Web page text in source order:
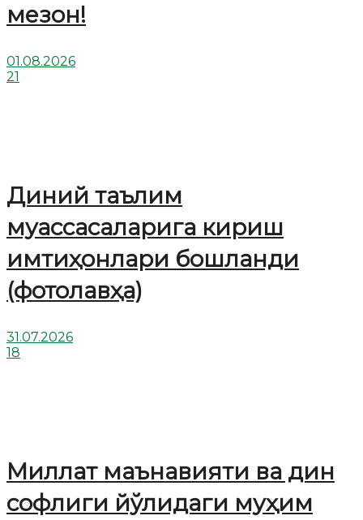
мезон!
01.08.2026
21
Диний таълим
муассасаларига кириш
имтиҳонлари бошланди
(фотолавҳа)
31.07.2026
18
Миллат маънавияти ва дин
софлиги йўлидаги муҳим